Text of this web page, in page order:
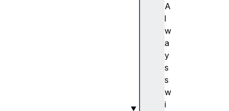
A
l
w
a
y
s
s
w
i